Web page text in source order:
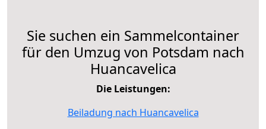
Sie suchen ein Sammelcontainer
für den Umzug von Potsdam nach
Huancavelica
Die Leistungen:
Beiladung nach Huancavelica